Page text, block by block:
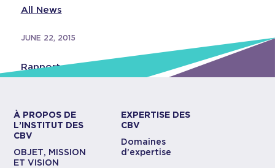
All News
JUNE 22, 2015
Rapport annuel 2014
À PROPOS DE
L’INSTITUT DES
CBV
OBJET, MISSION
ET VISION
EXPERTISE DES
CBV
Domaines
d’expertise